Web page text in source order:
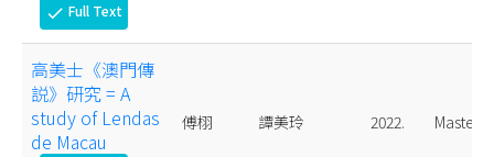
check Full Text
高美士《澳門傳
説》研究 = A
study of Lendas
de Macau
傅栩 譚美玲 2022. Master